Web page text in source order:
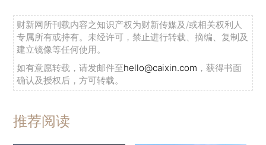
财新网所刊载内容之知识产权为财新传媒及/或相关权利人
专属所有或持有。未经许可，禁止进行转载、摘编、复制及
建立镜像等任何使用。
如有意愿转载，请发邮件至hello@caixin.com ，获得书面
确认及授权后，方可转载。
推荐阅读